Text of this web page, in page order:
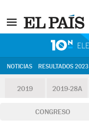
NOTICIAS RESULTADOS 2023
2019 2019-28A
CONGRESO